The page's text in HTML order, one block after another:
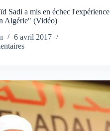
Sadi a mis en échec l'expérience
Algérie" (Vidéo)
6 avril 2017